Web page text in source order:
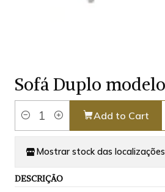
Sofá Duplo
Quantity
Add to Cart
Mostrar stock das localizações
DESCRIÇÃO